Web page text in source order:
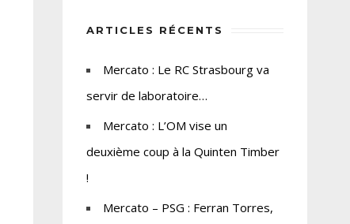
ARTICLES RÉCENTS
Mercato : Le RC Strasbourg va
servir de laboratoire…
Mercato : L’OM vise un
deuxième coup à la Quinten Timber
!
Mercato – PSG : Ferran Torres,